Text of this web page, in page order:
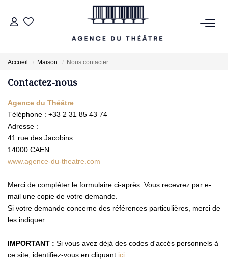
ESTIMATION
Accueil Maison Nous contacter
Contactez-nous
Agence du Théâtre
Téléphone : +33 2 31 85 43 74
Adresse :
41 rue des Jacobins
14000 CAEN
www.agence-du-theatre.com
Merci de compléter le formulaire ci-après. Vous recevrez par e-
mail une copie de votre demande.
Si votre demande concerne des références particulières, merci de
les indiquer.
IMPORTANT : Si vous avez déjà des codes d'accés personnels à
ce site, identifiez-vous en cliquant ici